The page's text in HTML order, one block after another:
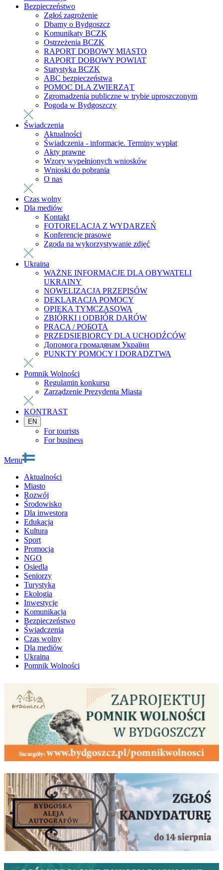
Bezpieczeństwo
Zgłoś zagrożenie
Dbamy o Bydgoszcz
Komunikaty BCZK
Ostrzeżenia BCZK
RAPORT DOBOWY MIASTO
RAPORT DOBOWY POWIAT
Statystyka BCZK
ABC bezpieczeństwa
POMOC DLA ZWIERZĄT
Zgromadzenia publiczne w trybie uproszczonym
Pogoda w Bydgoszczy
Świadczenia
Aktualności
Świadczenia - informacje. Terminy wypłat
Akty prawne
Wzory wypełnionych wniosków
Wnioski do pobrania
O nas
Czas wolny
Dla mediów
Kontakt
FOTORELACJA Z WYDARZEŃ
Konferencje prasowe
Zgoda na wykorzystywanie zdjęć
Ukraina
WAŻNE INFORMACJE DLA OBYWATELI
UKRAINY
NOWELIZACJA PRZEPISÓW
DEKLARACJA POMOCY
OPIEKA TYMCZASOWA
ZBIÓRKI i ODBIÓR DARÓW
PRACA / РОБОТА
PRZEDSIĘBIORCY DLA UCHODŹCÓW
Допомога громадянам України
PUNKTY POMOCY I DORADZTWA
Pomnik Wolności
Regulamin konkursu
Zarządzenie Prezydenta Miasta
KONTRAST
EN
For tourists
For business
Menu
Aktualności
Miasto
Rozwój
Środowisko
Dla inwestora
Edukacja
Kultura
Sport
Promocja
NGO
Osiedla
Seniorzy
Turystyka
Ekologia
Inwestycje
Komunikacja
Bezpieczeństwo
Świadczenia
Czas wolny
Dla mediów
Ukraina
Pomnik Wolności